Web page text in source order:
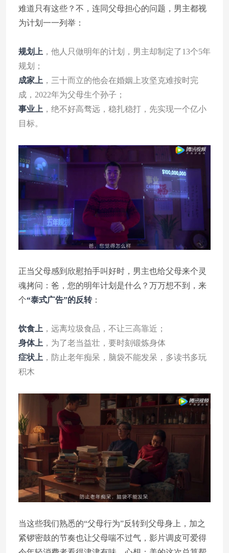
难道只有这些？不，连同父母担心的问题，男主都视
为计划一一列举：
规划上 ，他人只做明年的计划，男主却制定了13个5年
规划；
成家上 ，三十而立的他会在婚姻上攻坚克难按时完
成，2022年为父母生个孙子；
事业上 ，绝不好高骛远，稳扎稳打，先实现一个亿小
目标。
正当父母感到欣慰拍手叫好时，男主也给父母来个灵
魂拷问：爸，您的明年计划是什么？万万想不到，来
个“泰式广告”的反转：
饮食上 ，远离垃圾食品，不让三高靠近；
身体上 ，为了老当益壮，要时刻锻炼身体
症状上 ，防止老年痴呆，脑袋不能发呆，多读书多玩
积木
当这些我们熟悉的“父母行为”反转到父母身上，加之
紧锣密鼓的节奏也让父母喘不过气，影片调皮可爱得